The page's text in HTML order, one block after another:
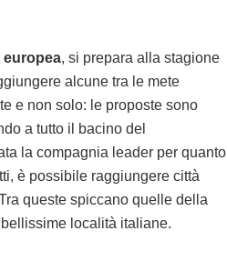
europea, si prepara alla stagione
alcune tra le mete
e non solo: le proposte sono
a tutto il bacino del
la compagnia leader per quanto
è possibile raggiungere città
queste spiccano quelle della
località italiane.